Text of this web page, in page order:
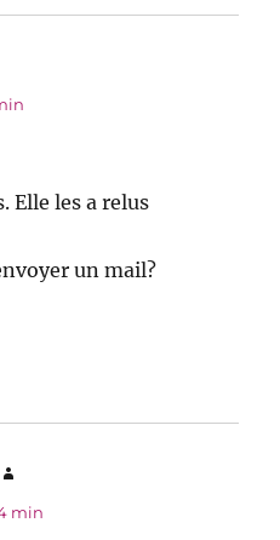
Elle les a relus
un mail?
min